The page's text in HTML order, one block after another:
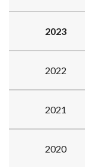
2023
2022
2021
2020